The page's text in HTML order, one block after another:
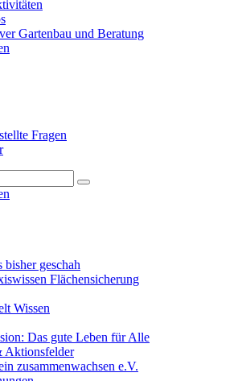
Gartenbau und Beratung
Fragen
bisher geschah
Flächensicherung
Wissen
Das gute Leben für Alle
Aktionsfelder
zusammenwachsen e.V.